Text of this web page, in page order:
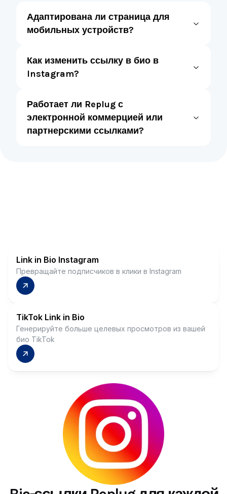
Адаптирована ли страница для
мобильных устройств?
Как изменить ссылку в био в
Instagram?
Работает ли Replug с
электронной коммерцией или
партнерскими ссылками?
Link in Bio Instagram
Превращайте подписчиков в клики в Instagram
TikTok Link in Bio
Генерируйте больше целевых просмотров из вашей
био TikTok